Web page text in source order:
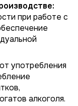
при работе с
употребления
алкоголя.